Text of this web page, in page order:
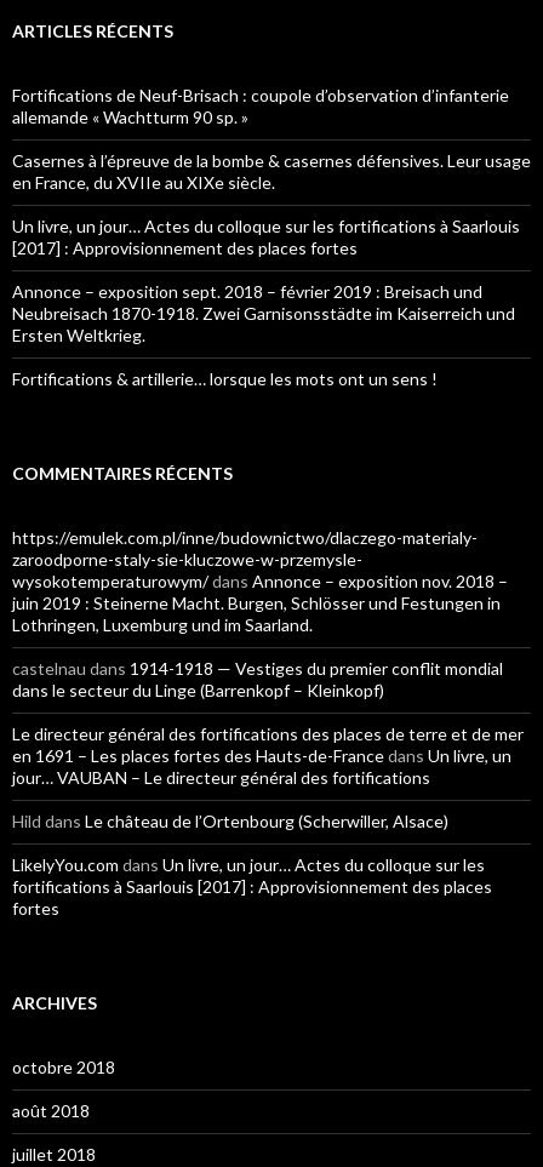
ARTICLES RÉCENTS
Fortifications de Neuf-Brisach : coupole d’observation d’infanterie
allemande « Wachtturm 90 sp. »
Casernes à l’épreuve de la bombe & casernes défensives. Leur usage
en France, du XVIIe au XIXe siècle.
Un livre, un jour… Actes du colloque sur les fortifications à Saarlouis
[2017] : Approvisionnement des places fortes
Annonce – exposition sept. 2018 – février 2019 : Breisach und
Neubreisach 1870-1918. Zwei Garnisonsstädte im Kaiserreich und
Ersten Weltkrieg.
Fortifications & artillerie… lorsque les mots ont un sens !
COMMENTAIRES RÉCENTS
https://emulek.com.pl/inne/budownictwo/dlaczego-materialy-
zaroodporne-staly-sie-kluczowe-w-przemysle-
wysokotemperaturowym/dans Annonce – exposition nov. 2018 –
juin 2019 : Steinerne Macht. Burgen, Schlösser und Festungen in
Lothringen, Luxemburg und im Saarland.
castelnau dans 1914-1918 — Vestiges du premier conflit mondial
dans le secteur du Linge (Barrenkopf – Kleinkopf)
Le directeur général des fortifications des places de terre et de mer
en 1691 – Les places fortes des Hauts-de-Francedans Un livre, un
jour… VAUBAN – Le directeur général des fortifications
Hild dans Le château de l’Ortenbourg (Scherwiller, Alsace)
LikelyYou.com dans Un livre, un jour… Actes du colloque sur les
fortifications à Saarlouis [2017] : Approvisionnement des places
fortes
ARCHIVES
octobre 2018
août 2018
juillet 2018